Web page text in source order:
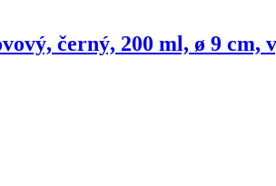
černý, 200 ml, ø 9 cm,